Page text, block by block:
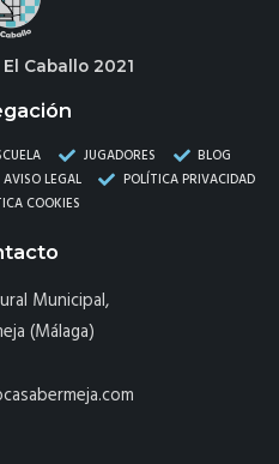
Caballo 2021
JUGADORES
BLOG
AVISO LEGAL
POLÍTICA PRIVACIDAD
COOKIES
Municipal,
(Málaga)